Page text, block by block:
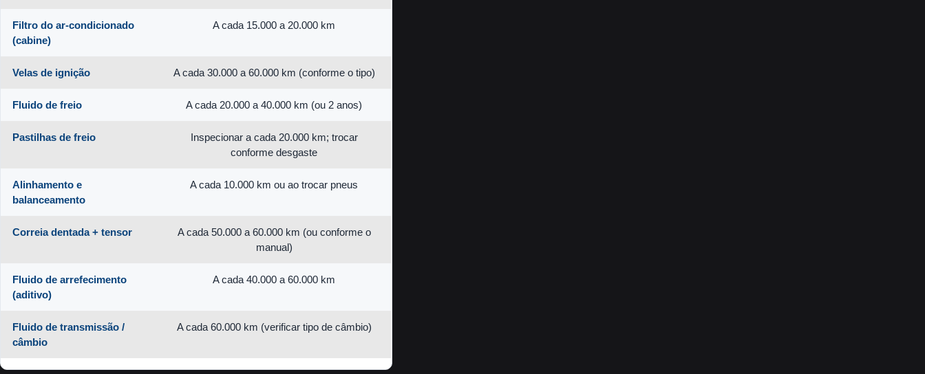
Filtro do ar-condicionado
(cabine)
A cada 15.000 a 20.000 km
Velas de ignição A cada 30.000 a 60.000 km (conforme o tipo)
Fluido de freio A cada 20.000 a 40.000 km (ou 2 anos)
Pastilhas de freio
Inspecionar a cada 20.000 km; trocar
conforme desgaste
Alinhamento e
balanceamento
A cada 10.000 km ou ao trocar pneus
Correia dentada + tensor
A cada 50.000 a 60.000 km (ou conforme o
manual)
Fluido de arrefecimento
(aditivo)
A cada 40.000 a 60.000 km
Fluido de transmissão /
câmbio
A cada 60.000 km (verificar tipo de câmbio)